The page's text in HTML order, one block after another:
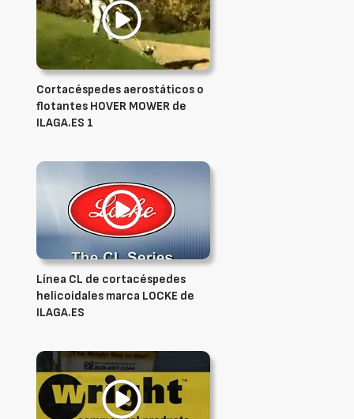
Cortacéspedes aerostáticos o
flotantes HOVER MOWER de
ILAGA.ES 1
Línea CL de cortacéspedes
helicoidales marca LOCKE de
ILAGA.ES